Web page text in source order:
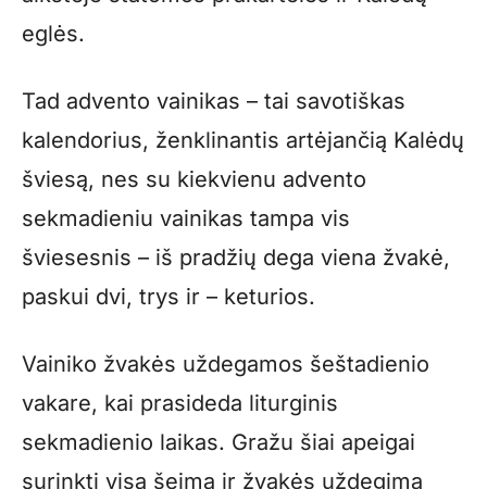
eglės.
Tad advento vainikas – tai savotiškas
kalendorius, ženklinantis artėjančią Kalėdų
šviesą, nes su kiekvienu advento
sekmadieniu vainikas tampa vis
šviesesnis – iš pradžių dega viena žvakė,
paskui dvi, trys ir – keturios.
Vainiko žvakės uždegamos šeštadienio
vakare, kai prasideda liturginis
sekmadienio laikas. Gražu šiai apeigai
surinkti visą šeimą ir žvakės uždegimą